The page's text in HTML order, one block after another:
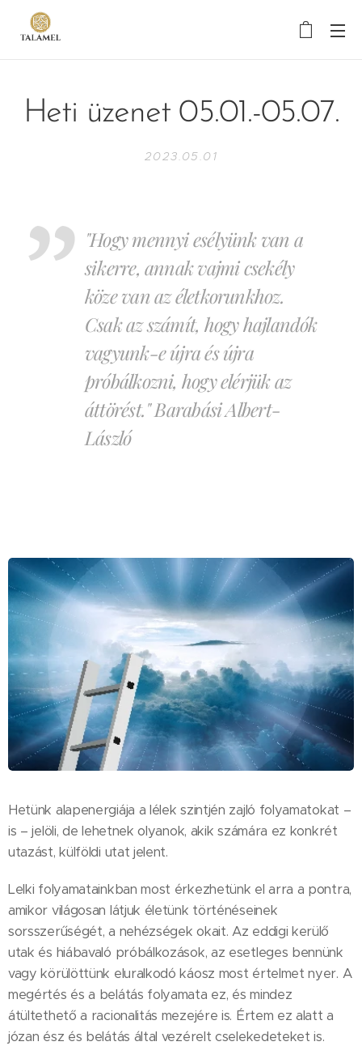
Heti üzenet 05.01.-05.07.
2023.05.01
"Hogy mennyi esélyünk van a
sikerre, annak vajmi csekély
köze van az életkorunkhoz.
Csak az számít, hogy hajlandók
vagyunk-e újra és újra
próbálkozni, hogy elérjük az
áttörést." Barabási Albert-
László
Hetünk alapenergiája a lélek szintjén zajló folyamatokat –
is – jelöli, de lehetnek olyanok, akik számára ez konkrét
utazást, külföldi utat jelent.
Lelki folyamatainkban most érkezhetünk el arra a pontra,
amikor világosan látjuk életünk történéseinek
sorsszerűségét, a nehézségek okait. Az eddigi kerülő
utak és hiábavaló próbálkozások, az esetleges bennünk
vagy körülöttünk eluralkodó káosz most értelmet nyer. A
megértés és a belátás folyamata ez, és mindez
átültethető a racionalitás mezejére is. Értem ez alatt a
józan ész és belátás által vezérelt cselekedeteket is.